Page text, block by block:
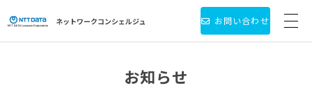
ネットワークコンシェルジュ お問い合わせ
お知らせ